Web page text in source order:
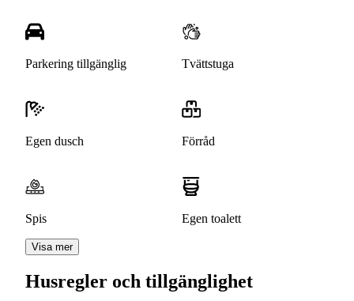
Parkering tillgänglig Tvättstuga
Egen dusch Förråd
Spis Egen toalett
Visa mer
Husregler och tillgänglighet